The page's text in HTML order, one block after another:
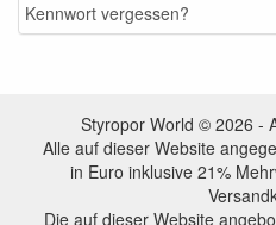
Kennwort vergessen?
Styropor World © 2026 -
Alle auf dieser Website
in Euro inklusive 21%
Die auf dieser Website